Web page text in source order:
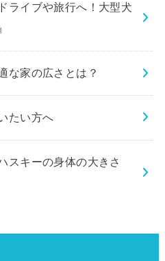
ライブや旅行へ！大型犬
な家の広さとは？
たい方へ
スキーの身体の大きさ